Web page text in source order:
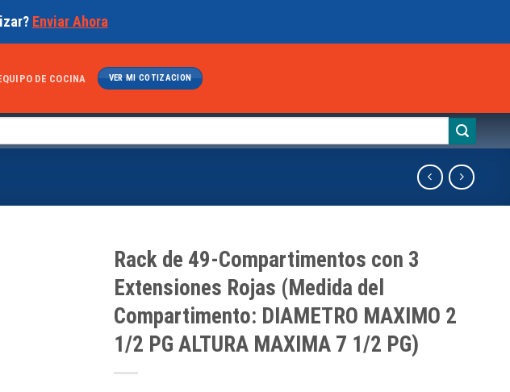
Enviar Ahora
DE COCINA VER MI COTIZACION
Rack de 49-Compartimentos con 3
Extensiones Rojas (Medida del
Compartimento: DIAMETRO MAXIMO 2
1/2 PG ALTURA MAXIMA 7 1/2 PG)